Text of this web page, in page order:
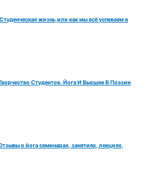
жизнь,или как мы всё успеваем в
Студентов. Йога И Высшее В Поэзии
о йога семинарах, занятиях, лекциях,